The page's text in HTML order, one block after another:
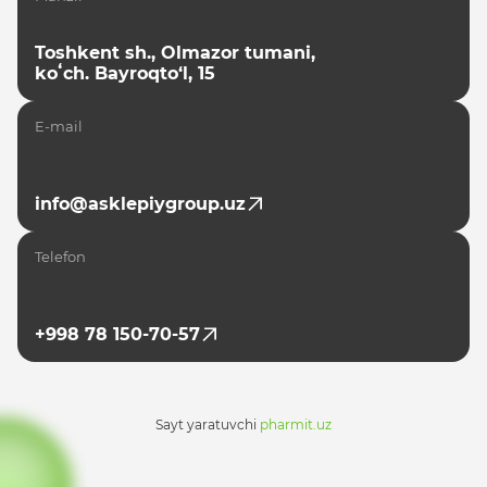
Toshkent sh., Olmazor tumani,
koʻch. Bayroqto‘l, 15
E-mail
info@asklepiygroup.uz
Telefon
+998 78 150-70-57
Sayt yaratuvchi pharmit.uz